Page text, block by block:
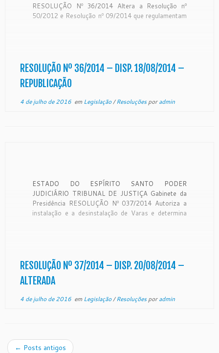
RESOLUÇÃO Nº 36/2014 Altera a Resolução nº
50/2012 e Resolução nº 09/2014 que regulamentam
RESOLUÇÃO Nº 36/2014 – DISP. 18/08/2014 –
REPUBLICAÇÃO
4 de julho de 2016em Legislação/Resoluçõesporadmin
ESTADO DO ESPÍRITO SANTO PODER
JUDICIÁRIO TRIBUNAL DE JUSTIÇA Gabinete da
Presidência RESOLUÇÃO Nº 037/2014 Autoriza a
instalação e a desinstalação de Varas e determina
RESOLUÇÃO Nº 37/2014 – DISP. 20/08/2014 –
ALTERADA
4 de julho de 2016em Legislação/Resoluçõesporadmin
← Posts antigos